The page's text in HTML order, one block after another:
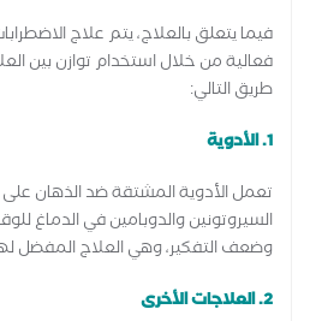
فيما يتعلق بالعلاج، يتم علاج
فعالية من خلال استخدام توازن بين
طريق التالي:
1. الأدوية
تعمل الأدوية المشتقة ضد الذهان
السيروتونين والدوبامين في الدماغ
وضعف التفكير، وهي العلاج المفضل
2. العلاجات الأخرى